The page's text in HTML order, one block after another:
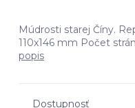
Múdrosti starej Číny.
110x146 mm Počet
popis
Dostupnosť